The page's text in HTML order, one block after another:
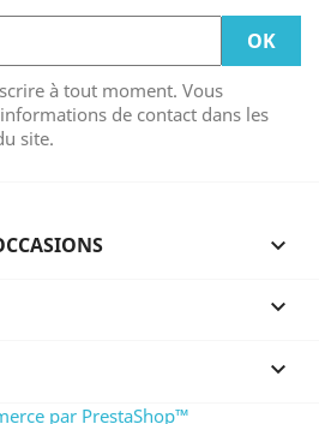
à tout moment. Vous
de contact dans les
site.



par PrestaShop™